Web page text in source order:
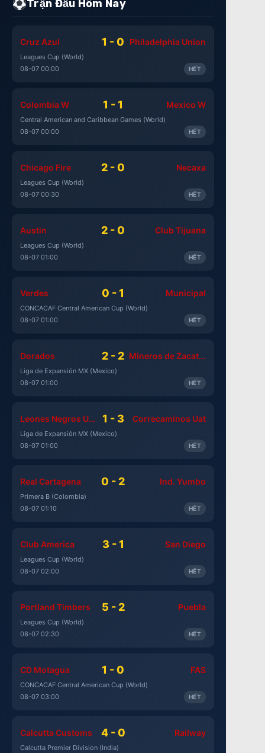
Trận Đấu Hôm Nay
Cruz Azul 1 - 0 Philadelphia Union
Leagues Cup (World)
08-07 00:00
HẾT
Colombia W 1 - 1 Mexico W
Central American and Caribbean Games (World)
08-07 00:00
HẾT
Chicago Fire 2 - 0 Necaxa
Leagues Cup (World)
08-07 00:30
HẾT
Austin 2 - 0 Club Tijuana
Leagues Cup (World)
08-07 01:00
HẾT
Verdes 0 - 1 Municipal
CONCACAF Central American Cup (World)
08-07 01:00
HẾT
Dorados 2 - 2 Mineros de Zacatecas
Liga de Expansión MX (Mexico)
08-07 01:00
HẾT
Leones Negros UDG 1 - 3 Correcaminos Uat
Liga de Expansión MX (Mexico)
08-07 01:00
HẾT
Real Cartagena 0 - 2 Ind. Yumbo
Primera B (Colombia)
08-07 01:10
HẾT
Club America 3 - 1 San Diego
Leagues Cup (World)
08-07 02:00
HẾT
Portland Timbers 5 - 2 Puebla
Leagues Cup (World)
08-07 02:30
HẾT
CD Motagua 1 - 0 FAS
CONCACAF Central American Cup (World)
08-07 03:00
HẾT
Calcutta Customs 4 - 0 Railway
Calcutta Premier Division (India)